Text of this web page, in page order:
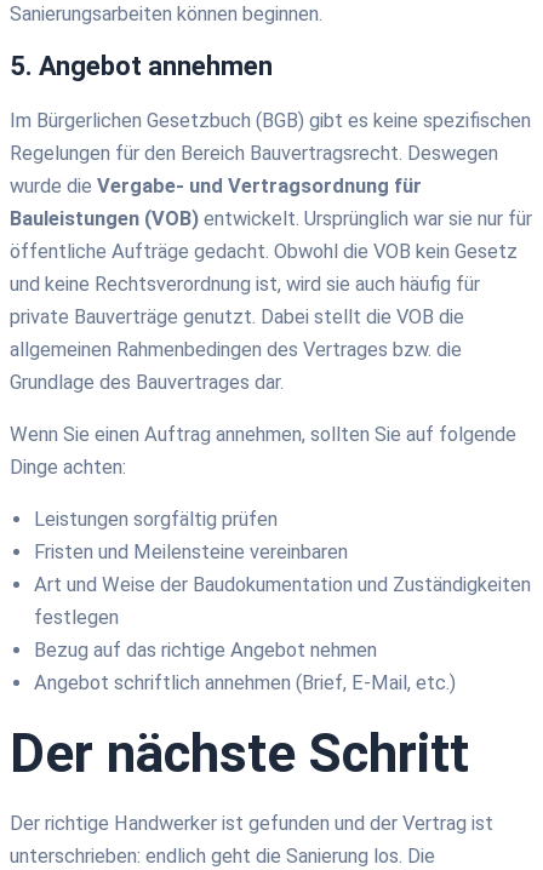
Sanierungsarbeiten können beginnen.
5. Angebot annehmen
Im Bürgerlichen Gesetzbuch (BGB) gibt es keine spezifischen
Regelungen für den Bereich Bauvertragsrecht. Deswegen
wurde die Vergabe- und Vertragsordnung für
Bauleistungen (VOB) entwickelt. Ursprünglich war sie nur für
öffentliche Aufträge gedacht. Obwohl die VOB kein Gesetz
und keine Rechtsverordnung ist, wird sie auch häufig für
private Bauverträge genutzt. Dabei stellt die VOB die
allgemeinen Rahmenbedingen des Vertrages bzw. die
Grundlage des Bauvertrages dar.
Wenn Sie einen Auftrag annehmen, sollten Sie auf folgende
Dinge achten:
Leistungen sorgfältig prüfen
Fristen und Meilensteine vereinbaren
Art und Weise der Baudokumentation und Zuständigkeiten
festlegen
Bezug auf das richtige Angebot nehmen
Angebot schriftlich annehmen (Brief, E-Mail, etc.)
Der nächste Schritt
Der richtige Handwerker ist gefunden und der Vertrag ist
unterschrieben: endlich geht die Sanierung los. Die